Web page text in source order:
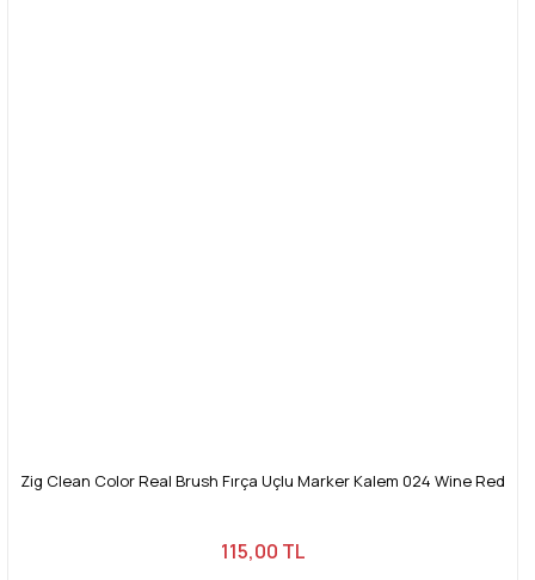
Zig Clean Color Real Brush Fırça Uçlu Marker Kalem 024 Wine Red
115,00 TL